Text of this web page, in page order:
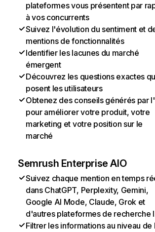
plateformes vous présentent par
à vos concurrents
Suivez l'évolution du sentiment et
mentions de fonctionnalités
Identifier les lacunes du marché
émergent
Découvrez les questions exactes
posent les utilisateurs
Obtenez des conseils générés par
pour améliorer votre produit, votre
marketing et votre position sur le
marché
Semrush Enterprise AIO
Suivez chaque mention en temps
dans ChatGPT, Perplexity, Gemini,
Google AI Mode, Claude, Grok et
d'autres plateformes de recherche
Filtrer les informations au niveau de